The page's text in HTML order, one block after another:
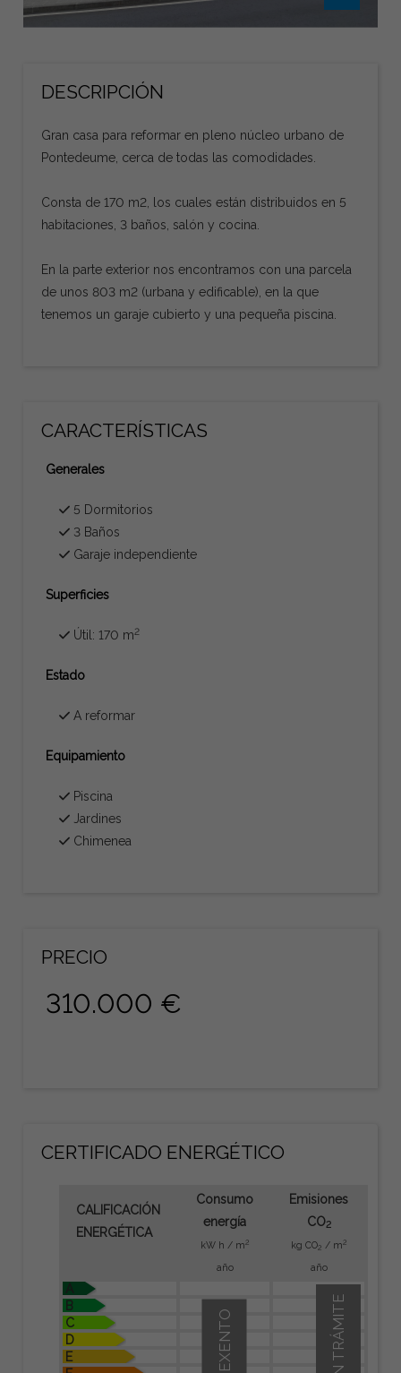
DESCRIPCIÓN
Gran casa para reformar en pleno núcleo urbano de
Pontedeume, cerca de todas las comodidades.
Consta de 170 m2, los cuales están distribuidos en 5
habitaciones, 3 baños, salón y cocina.
En la parte exterior nos encontramos con una parcela
de unos 803 m2 (urbana y edificable), en la que
tenemos un garaje cubierto y una pequeña piscina.
CARACTERÍSTICAS
Generales
5 Dormitorios
3 Baños
Garaje independiente
Superficies
Útil: 170 m2
Estado
A reformar
Equipamiento
Piscina
Jardines
Chimenea
PRECIO
310.000 €
CERTIFICADO ENERGÉTICO
CALIFICACIÓN
ENERGÉTICA
Consumo
energía
kW h / m2
año
Emisiones
CO2
kg CO2 / m2
año
A
B
C
D
E
EN TRÁMITE
EXENTO